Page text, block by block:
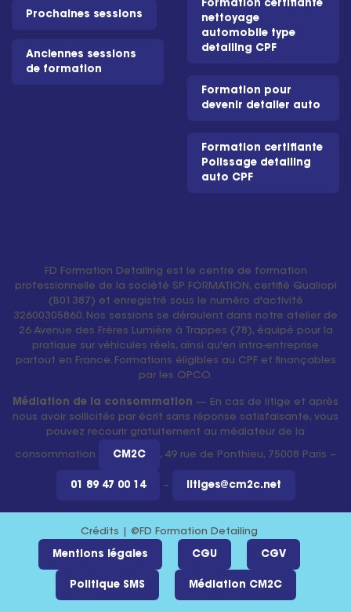
Prochaines sessions
Anciennes sessions
de formation
Formation certifiante
nettoyage
automobile type
detailing CPF
Formation pour
devenir detailer auto
Formation certifiante
Polissage detailing
auto CPF
FD Formation Detailing est le centre de formation
professionnelle de la société SP FORMATION, certifié Qualiopi
(B01387) et enregistré sous le numéro d'activité
32600305860. Nos sessions se déroulent dans notre atelier de
26 Avenue des Frères Lumière à Trappes (78), équipé pour la
pratique sur véhicules réels, ainsi qu'en intra-entreprise
partout en France. Formations éligibles au CPF et finançables
par les OPCO.
Médiation de la consommation — En cas de litige et après
nous avoir sollicités par écrit sans réponse satisfaisante, vous
pouvez recourir gratuitement au médiateur de la
consommation CM2C , 49 rue de Ponthieu, 75008 Paris –
01 89 47 00 14 – litiges@cm2c.net
Crédits | @FD Formation Detailing
Mentions légales CGU CGV
Politique SMS Médiation CM2C